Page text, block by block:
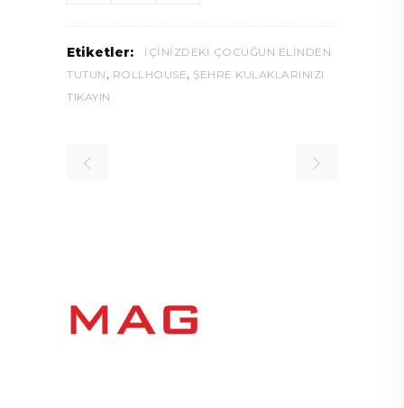
Etiketler:
IÇINIZDEKI ÇOCUĞUN ELINDEN
TUTUN , ROLLHOUSE, ŞEHRE KULAKLARINIZI
TIKAYIN